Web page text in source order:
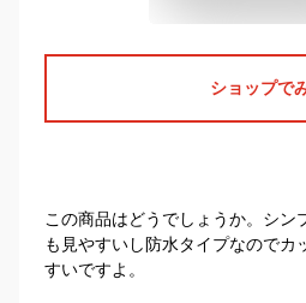
ショップで
この商品はどうでしょうか。シン
も見やすいし防水タイプなのでカ
すいですよ。